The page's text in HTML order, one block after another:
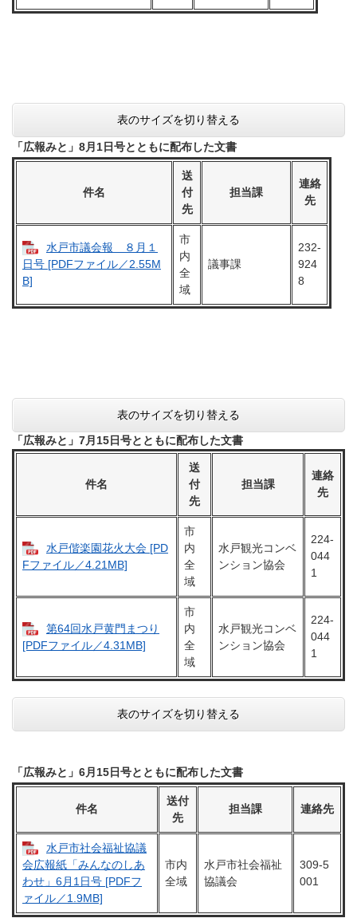
表のサイズを切り替える
「広報みと」8月1日号とともに配布した文書
件名
送
付
先
担当課
連絡
先
水戸市議会報 ８月１
日号 [PDFファイル／2.55M
B]
市
内
全
域
議事課
232-
924
8
表のサイズを切り替える
「広報みと」7月15日号とともに配布した文書
件名
送
付
先
担当課
連絡
先
水戸偕楽園花火大会 [PD
Fファイル／4.21MB]
市
内
全
域
水戸観光コンベ
ンション協会
224-
044
1
第64回水戸黄門まつり
[PDFファイル／4.31MB]
市
内
全
域
水戸観光コンベ
ンション協会
224-
044
1
表のサイズを切り替える
「広報みと」6月15日号とともに配布した文書
件名
送付
先
担当課 連絡先
水戸市社会福祉協議
会広報紙「みんなのしあ
わせ」6月1日号 [PDFフ
ァイル／1.9MB]
市内
全域
水戸市社会福祉
協議会
309-5
001